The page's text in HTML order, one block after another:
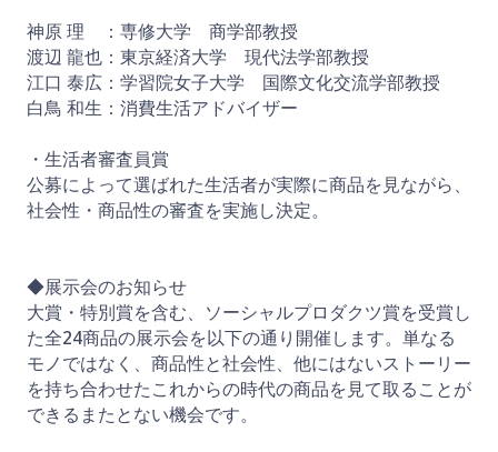
神原 理 ：専修大学 商学部教授
渡辺 龍也：東京経済大学 現代法学部教授
江口 泰広：学習院女子大学 国際文化交流学部教授
白鳥 和生：消費生活アドバイザー
・生活者審査員賞
公募によって選ばれた生活者が実際に商品を見ながら、
社会性・商品性の審査を実施し決定。
◆展示会のお知らせ
大賞・特別賞を含む、ソーシャルプロダクツ賞を受賞し
た全24商品の展示会を以下の通り開催します。単なる
モノではなく、商品性と社会性、他にはないストーリー
を持ち合わせたこれからの時代の商品を見て取ることが
できるまたとない機会です。